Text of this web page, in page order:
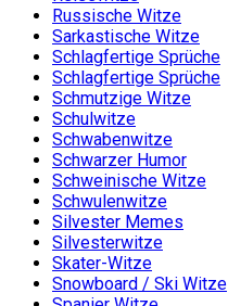
Russische Witze
Sarkastische Witze
Schlagfertige Sprüche
Schlagfertige Sprüche
Schmutzige Witze
Schulwitze
Schwabenwitze
Schwarzer Humor
Schweinische Witze
Schwulenwitze
Silvester Memes
Silvesterwitze
Skater-Witze
Snowboard / Ski Witze